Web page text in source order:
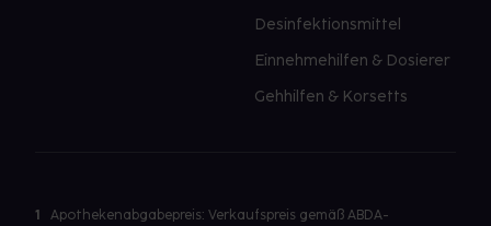
Desinfektionsmittel
Einnehmehilfen & Dosierer
Gehhilfen & Korsetts
1
Apothekenabgabepreis: Verkaufspreis gemäß ABDA-